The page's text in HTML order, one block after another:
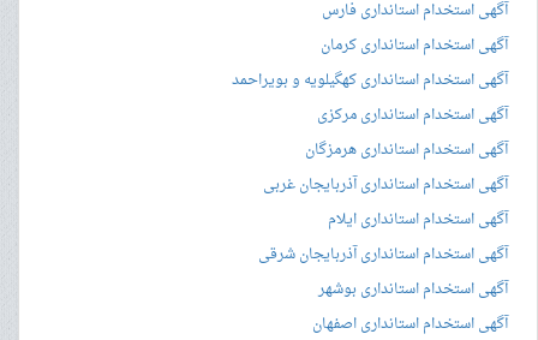
آگهی استخدام استانداری فارس
آگهی استخدام استانداری کرمان
آگهی استخدام استانداری کهگیلویه و بویراحمد
آگهی استخدام استانداری مرکزی
آگهی استخدام استانداری هرمزگان
آگهی استخدام استانداری آذربایجان غربی
آگهی استخدام استانداری ایلام
آگهی استخدام استانداری آذربایجان شرقی
آگهی استخدام استانداری بوشهر
آگهی استخدام استانداری اصفهان